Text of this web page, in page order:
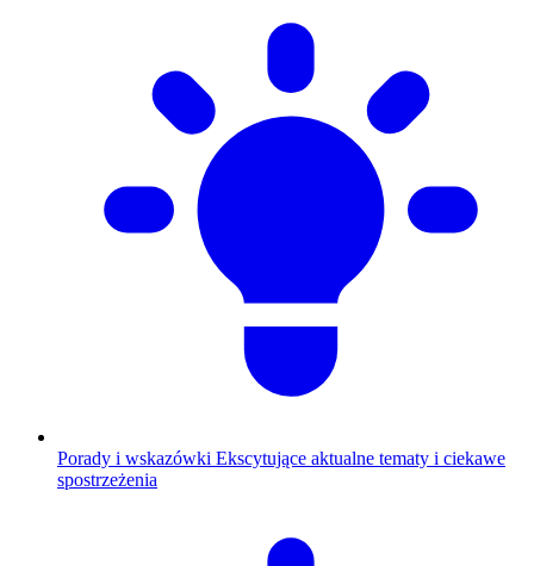
Porady i wskazówki Ekscytujące aktualne tematy i ciekawe
spostrzeżenia